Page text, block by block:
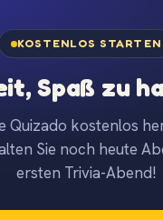
KOSTENLOS STARTEN
Spaß zu
Quizado kostenlos
Sie noch heute
ersten Trivia-Abend!